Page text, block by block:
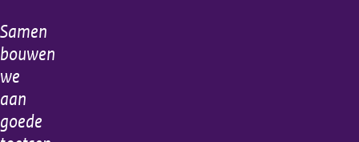
Algemene
informatie
Samen
bouwen
we
aan
goede